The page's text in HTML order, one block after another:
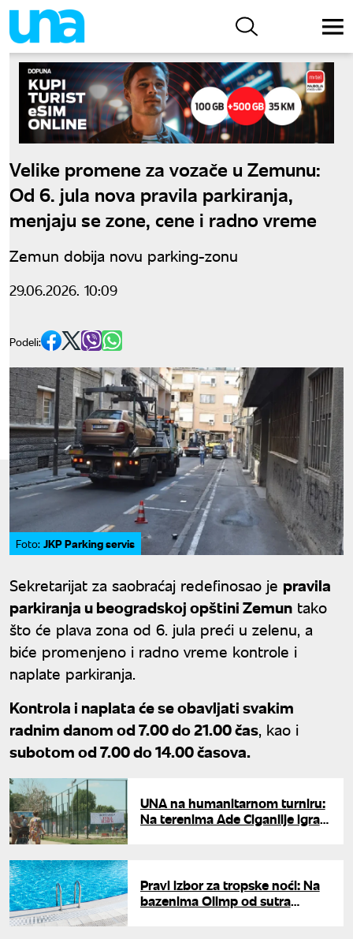
Velike promene za vozače u Zemunu:
Od 6. jula nova pravila parkiranja,
menjaju se zone, cene i radno vreme
Zemun dobija novu parking-zonu
29.06.2026. 10:09
Podeli:
Foto: JKP Parking servis
Sekretarijat za saobraćaj redefinosao je pravila
parkiranja u beogradskoj opštini Zemun tako
što će plava zona od 6. jula preći u zelenu, a
biće promenjeno i radno vreme kontrole i
naplate parkiranja.
Kontrola i naplata će se obavljati svakim
radnim danom od 7.00 do 21.00 čas, kao i
subotom od 7.00 do 14.00 časova.
UNA na humanitarnom turniru:
Na terenima Ade Ciganlije igralo
Pravi izbor za tropske noći: Na
bazenima Olimp od sutra